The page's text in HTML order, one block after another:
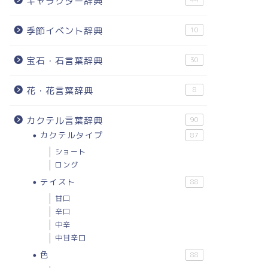
季節イベント辞典 10
宝石・石言葉辞典 30
花・花言葉辞典 8
カクテル言葉辞典 90
カクテルタイプ 87
ショート
ロング
テイスト 88
甘口
辛口
中辛
中甘辛口
色 88